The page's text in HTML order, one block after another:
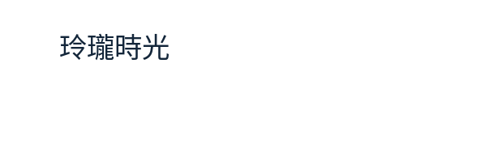
玲瓏時光